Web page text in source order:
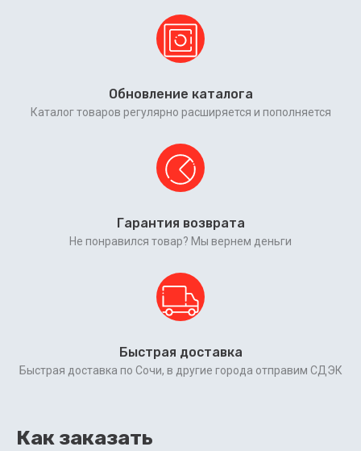
Обновление каталога
Каталог товаров регулярно расширяется и пополняется
Гарантия возврата
Не понравился товар? Мы вернем деньги
Быстрая доставка
Быстрая доставка по Сочи, в другие города отправим СДЭК
Как заказать